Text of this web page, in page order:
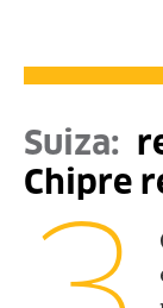
Suiza:
Chipre